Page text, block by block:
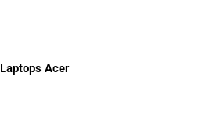
Laptops Acer